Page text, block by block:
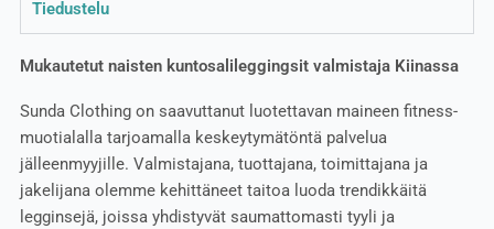
Tiedustelu
Mukautetut naisten kuntosalileggingsit valmistaja Kiinassa
Sunda Clothing on saavuttanut luotettavan maineen fitness-
muotialalla tarjoamalla keskeytymätöntä palvelua
jälleenmyyjille. Valmistajana, tuottajana, toimittajana ja
jakelijana olemme kehittäneet taitoa luoda trendikkäitä
legginsejä, joissa yhdistyvät saumattomasti tyyli ja